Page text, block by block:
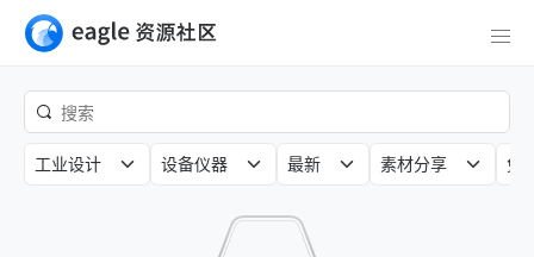
工业设计 设备仪器 最新 素材分享 免